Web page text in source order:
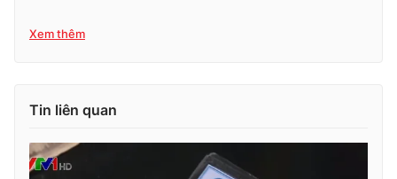
Cơ quan báo chí:
Phó Tổng Biên tập:
Tổng đài VTV: 024.38 355 931 - 024.38 355 932
Xem thêm
Tin liên quan